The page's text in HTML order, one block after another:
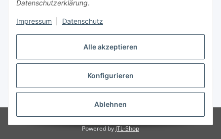
Alle akzeptieren
Konfigurieren
Ablehnen
Datenschutzerklärung.
Impressum Datenschutz
Vertrag widerrufen
* Alle Preise inkl. gesetzlicher USt., inkl.Versand
© DCG-Electronics
Powered byJTL-Shop